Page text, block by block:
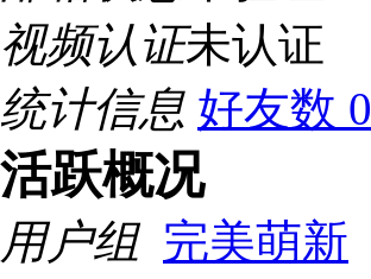
视频认证未认证
统计信息 好友数 0
活跃概况
用户组 完美萌新